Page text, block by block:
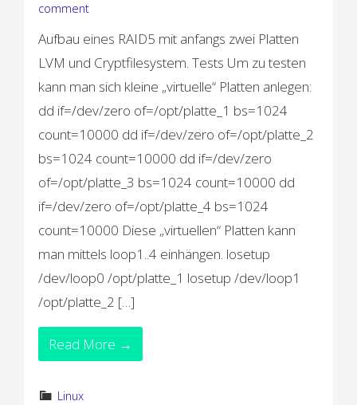
comment
Aufbau eines RAID5 mit anfangs zwei Platten
LVM und Cryptfilesystem. Tests Um zu testen
kann man sich kleine „virtuelle“ Platten anlegen:
dd if=/dev/zero of=/opt/platte_1 bs=1024
count=10000 dd if=/dev/zero of=/opt/platte_2
bs=1024 count=10000 dd if=/dev/zero
of=/opt/platte_3 bs=1024 count=10000 dd
if=/dev/zero of=/opt/platte_4 bs=1024
count=10000 Diese „virtuellen“ Platten kann
man mittels loop1..4 einhängen. losetup
/dev/loop0 /opt/platte_1 losetup /dev/loop1
/opt/platte_2 […]
Read More →
Linux